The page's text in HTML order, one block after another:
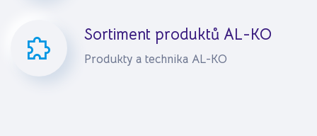
Sortiment produktů AL-KO
Produkty a technika AL-KO